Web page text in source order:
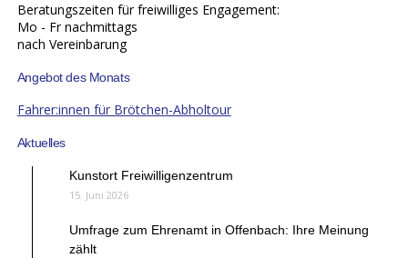
Beratungszeiten für freiwilliges Engagement:
Mo - Fr nachmittags
nach Vereinbarung
Angebot des Monats
Fahrer:innen für Brötchen-Abholtour
Aktuelles
Kunstort Freiwilligenzentrum
15. Juni 2026
Umfrage zum Ehrenamt in Offenbach: Ihre Meinung
zählt